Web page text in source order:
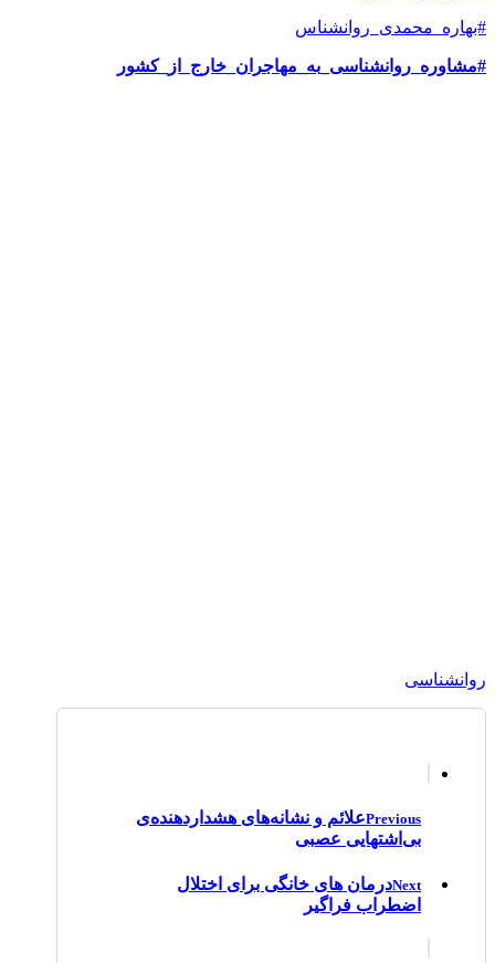
#بهاره_محمدی_روانشناس
#مشاوره_روانشناسی_به_مهاجران_خارج_از_کشور
روانشناسی
Previousعلائم و نشانه‌های هشداردهنده‌ی
بی‌اشتهایی عصبی
Nextدرمان های خانگی برای اختلال
اضطراب فراگیر